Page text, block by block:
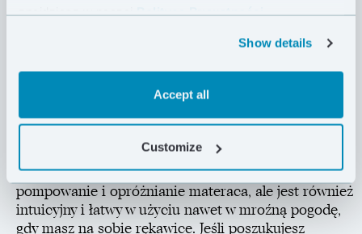
znajdziesz w naszejPolityce Prywatności .
Show details
Accept all
Customize
Innymi słowy, ten materac zapewnia najlepszy
alpinistów, wspinaczy wysokogórskich i podczas
zimowych wypraw. Przy grubości 7,6 cm, z
poziomymi przegrodami całonocna wygoda i
zapewnia, że XTherm NXT wytrzyma długie
wyprawy. Zawór WingLock™ pozwala na szybkie
pompowanie i opróżnianie materaca, ale jest również
intuicyjny i łatwy w użyciu nawet w mroźną pogodę,
gdy masz na sobie rękawice. Jeśli poszukujesz